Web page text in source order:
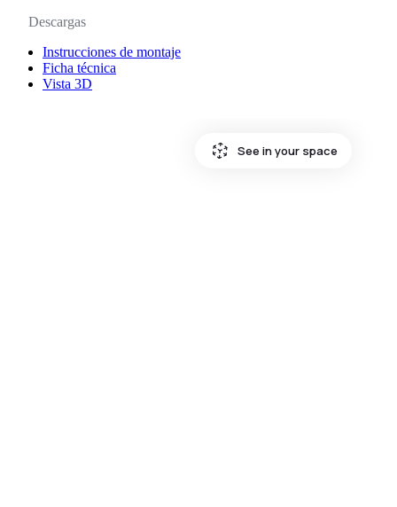
Descargas
Instrucciones de montaje
Ficha técnica
Vista 3D